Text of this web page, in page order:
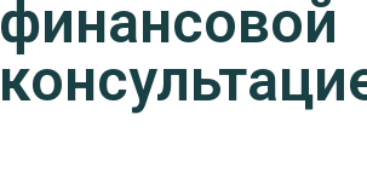
финансовой